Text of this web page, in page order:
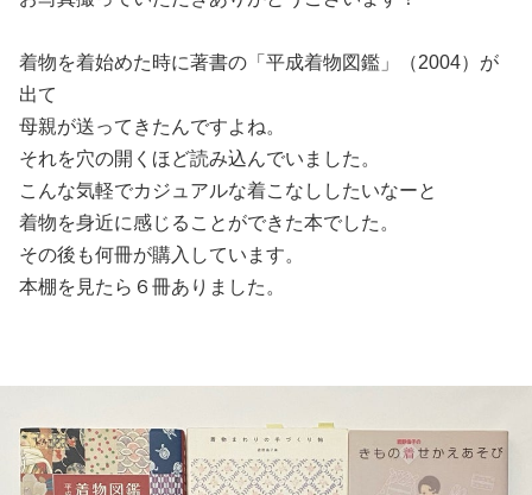
着物を着始めた時に著書の「平成着物図鑑」（2004）が
出て
母親が送ってきたんですよね。
それを穴の開くほど読み込んでいました。
こんな気軽でカジュアルな着こなししたいなーと
着物を身近に感じることができた本でした。
その後も何冊が購入しています。
本棚を見たら６冊ありました。